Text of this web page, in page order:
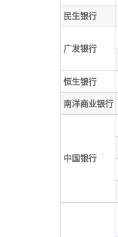
民生银行
广发银行
恒生银行
南洋商业银行
中国银行